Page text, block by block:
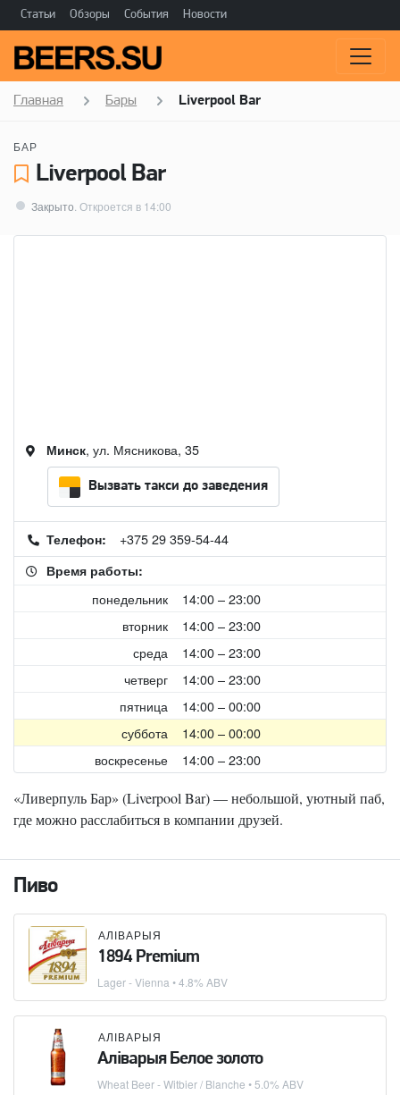
Статьи Обзоры События Новости
Главная Бары Liverpool Bar
БАР
Liverpool Bar
Закрыто . Откроется в 14:00
«Ливерпуль Бар» (Liverpool Bar) — небольшой, уютный паб,
где можно расслабиться в компании друзей.
Пиво
АЛІВАРЫЯ
1894 Premium
Lager - Vienna • 4.8% ABV
АЛІВАРЫЯ
Аліварыя Белое золото
Wheat Beer - Witbier / Blanche • 5.0% ABV
Минск, ул. Мясникова, 35
Вызвать такси до заведения
Телефон: +375 29 359-54-44
Время работы:
понедельник
14:00 – 23:00
вторник
14:00 – 23:00
среда
14:00 – 23:00
четверг
14:00 – 23:00
пятница
14:00 – 00:00
суббота
14:00 – 00:00
воскресенье
14:00 – 23:00